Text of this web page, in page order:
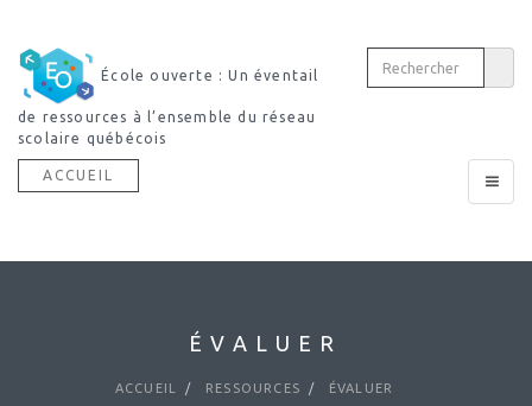
École ouverte : Un éventail
de ressources à l’ensemble du réseau
scolaire québécois
Toggle
ACCUEIL
ÉVALUER
ACCUEIL RESSOURCES ÉVALUER